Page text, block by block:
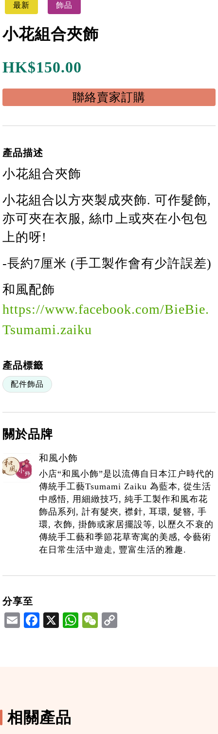
最新 飾品
小花組合夾飾
HK$150.00
聯絡賣家訂購
產品描述
小花組合夾飾
小花組合以方夾製成夾飾. 可作髮飾,
亦可夾在衣服, 絲巾上或夾在小包包
上的呀!
-長約7厘米 (手工製作會有少許誤差)
和風配飾
https://www.facebook.com/BieBie.
Tsumami.zaiku
產品標籤
配件飾品
關於品牌
和風小飾
小店“和風小飾”是以流傳自日本江户時代的
傳統手工藝Tsumami Zaiku 為藍本, 從生活
中感悟, 用細緻技巧, 純手工製作和風布花
飾品系列, 計有髮夾, 襟針, 耳環, 髮簪, 手
環, 衣飾, 掛飾或家居擺設等, 以歷久不衰的
傳統手工藝和季節花草寄寓的美感, 令藝術
在日常生活中遊走, 豐富生活的雅趣.
分享至
EmailFacebook
X WhatsApp
WeChat
相關產品